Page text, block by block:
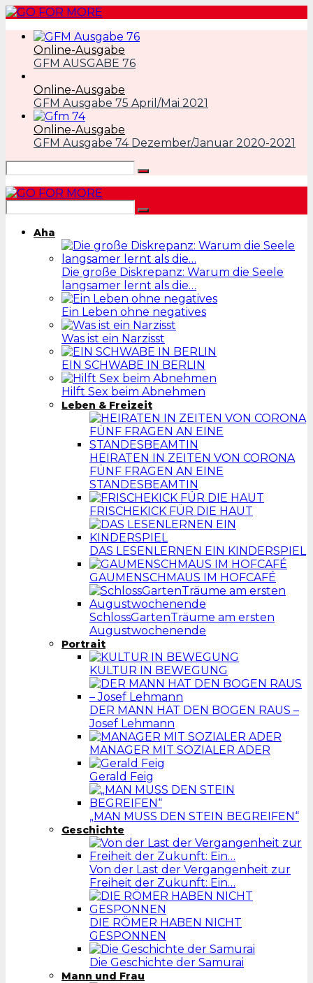
Online-Ausgabe
GFM AUSGABE 76
Online-Ausgabe
GFM Ausgabe 75 April/Mai 2021
Online-Ausgabe
GFM Ausgabe 74 Dezember/Januar 2020-2021
Aha
Die große Diskrepanz: Warum die Seele
langsamer lernt als die…
Ein Leben ohne negatives
Was ist ein Narzisst
EIN SCHWABE IN BERLIN
Hilft Sex beim Abnehmen
Leben & Freizeit
HEIRATEN IN ZEITEN VON CORONA
FÜNF FRAGEN AN EINE
STANDESBEAMTIN
FRISCHEKICK FÜR DIE HAUT
DAS LESENLERNEN EIN KINDERSPIEL
GAUMENSCHMAUS IM HOFCAFÉ
SchlossGartenTräume am ersten
Augustwochenende
Portrait
KULTUR IN BEWEGUNG
DER MANN HAT DEN BOGEN RAUS –
Josef Lehmann
MANAGER MIT SOZIALER ADER
Gerald Feig
„MAN MUSS DEN STEIN BEGREIFEN“
Geschichte
Von der Last der Vergangenheit zur
Freiheit der Zukunft: Ein…
DIE RÖMER HABEN NICHT
GESPONNEN
Die Geschichte der Samurai
Mann und Frau